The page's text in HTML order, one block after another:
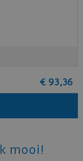
vloer bij jou
€ 93,36
mooi!